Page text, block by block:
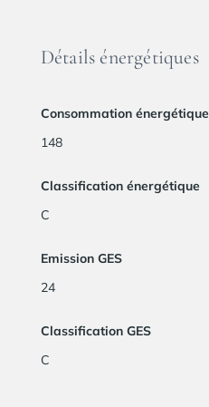
Détails énergétiques
Consommation énergétique
148
Classification énergétique
C
Emission GES
24
Classification GES
C